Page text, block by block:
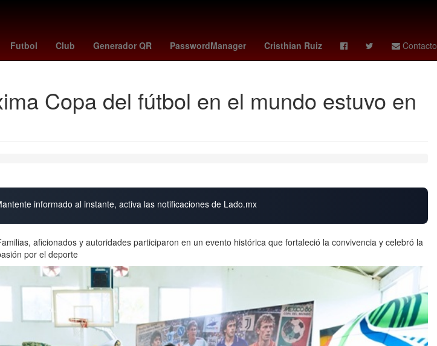
Futbol Club Generador QR PasswordManager Cristhian Ruiz Contacto
arsenal crystal palace Digitalización Pago estadio banorte Venezolanos
Copa del fútbol en el mundo estuvo en
informado al instante, activa las notificaciones de Lado.mx
aficionados y autoridades participaron en un evento histórica que fortaleció la convivencia y celebró la
por el deporte